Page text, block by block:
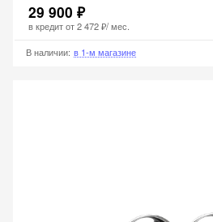
29 900 ₽
в кредит от2 472 ₽/ мес.
В наличии: в 1-м магазине